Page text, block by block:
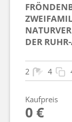
DER
2 4
Kaufpreis
0 €